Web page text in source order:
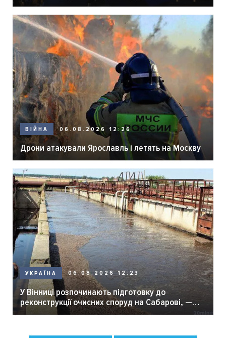
ВІЙНА 06.08.2026 12:26
Дрони атакували Ярославль і летять на Москву
УКРАЇНА 06.08.2026 12:23
У Вінниці розпочинають підготовку до
реконструкції очисних споруд на Сабарові, —
мер Вінниці.